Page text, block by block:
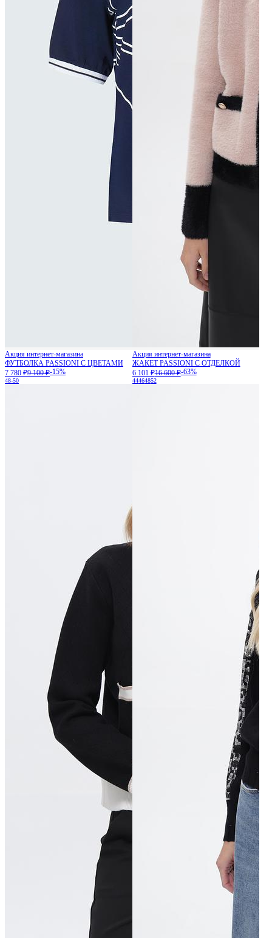
Акция интернет-магазина
ФУТБОЛКА PASSIONI С ЦВЕТАМИ
7 780 ₽9 100 ₽-15%
48-50
Акция интернет-магазина
ЖАКЕТ PASSIONI С ОТДЕЛКОЙ
6 101 ₽16 600 ₽-63%
44464852